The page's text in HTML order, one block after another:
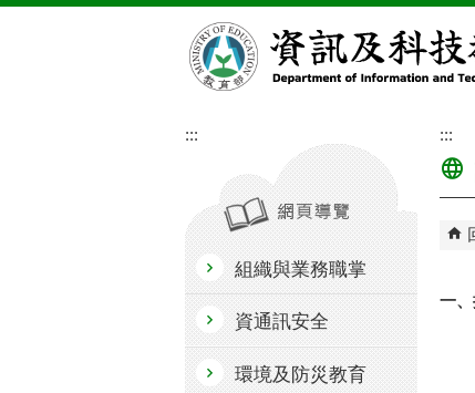
:::
組織與業務職掌
資通訊安全
環境及防災教育
:::
一